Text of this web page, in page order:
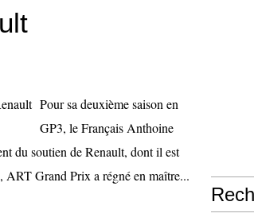
Pour sa deuxième saison en
GP3, le Français Anthoine
du soutien de Renault, dont il est
ART Grand Prix a régné en maître...